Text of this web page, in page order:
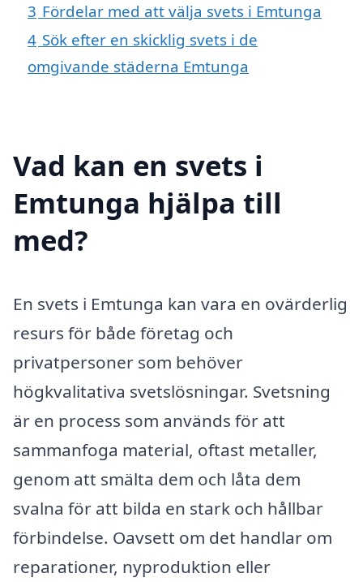
3 Fördelar med att välja svets i Emtunga
4 Sök efter en skicklig svets i de
omgivande städerna Emtunga
Vad kan en svets i
Emtunga hjälpa till
med?
En svets i Emtunga kan vara en ovärderlig
resurs för både företag och
privatpersoner som behöver
högkvalitativa svetslösningar. Svetsning
är en process som används för att
sammanfoga material, oftast metaller,
genom att smälta dem och låta dem
svalna för att bilda en stark och hållbar
förbindelse. Oavsett om det handlar om
reparationer, nyproduktion eller